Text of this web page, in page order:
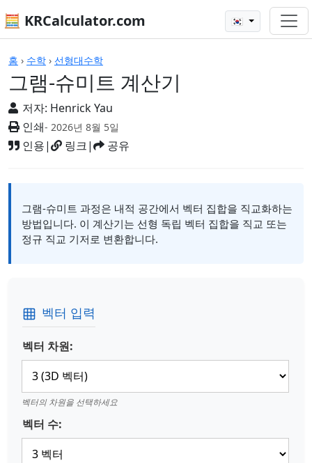
🧮 KRCalculator.com 🇰🇷
홈 › 수학 › 선형대수학
그램-슈미트 계산기
저자: Henrick Yau
인쇄- 2026년 8월 5일
인용| 링크| 공유
계산기
그램-슈미트 과정은 내적 공간에서 벡터 집합을 직교화하는
방법입니다. 이 계산기는 선형 독립 벡터 집합을 직교 또는
정규 직교 기저로 변환합니다.
벡터 입력
벡터 차원:
벡터의 차원을 선택하세요
벡터 수: